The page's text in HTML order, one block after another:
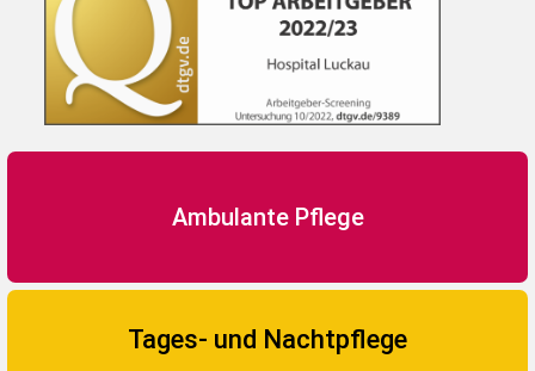
Ambulante Pflege
Tages- und Nachtpflege